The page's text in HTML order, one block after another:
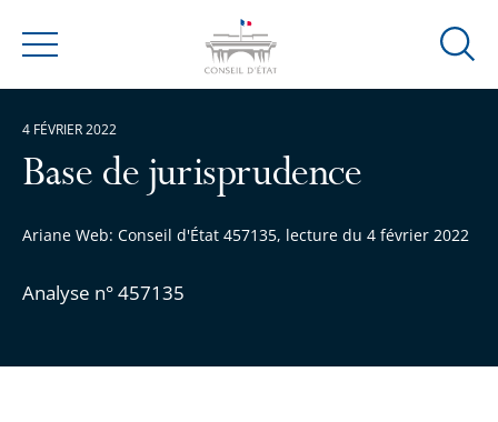
Menu
Ouvrir
Base de jurisprudence
Ariane Web: Conseil d'État 457135, lecture du 4 février 2022
Analyse n° 457135
4 FÉVRIER 2022